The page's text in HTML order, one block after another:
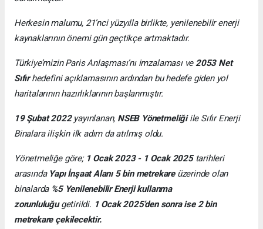
Herkesin malumu, 21’nci yüzyılla birlikte, yenilenebilir enerji
kaynaklarının önemi gün geçtikçe artmaktadır.
Türkiye’mizin Paris Anlaşması’nı imzalaması ve2053 Net
Sıfırhedefini açıklamasının ardından bu hedefe giden yol
haritalarının hazırlıklarının başlanmıştır.
19 Şubat 2022 yayınlanan, NSEB Yönetmeliğiile Sıfır Enerji
Binalara ilişkin ilk adım da atılmış oldu.
Yönetmeliğe göre; 1 Ocak 2023 - 1 Ocak 2025 tarihleri
arasında Yapı İnşaat Alanı 5 bin metrekare üzerinde olan
binalarda%5 Yenilenebilir Enerji kullanma
zorunluluğugetirildi. 1 Ocak 2025’den sonra ise 2 bin
metrekare çekilecektir.